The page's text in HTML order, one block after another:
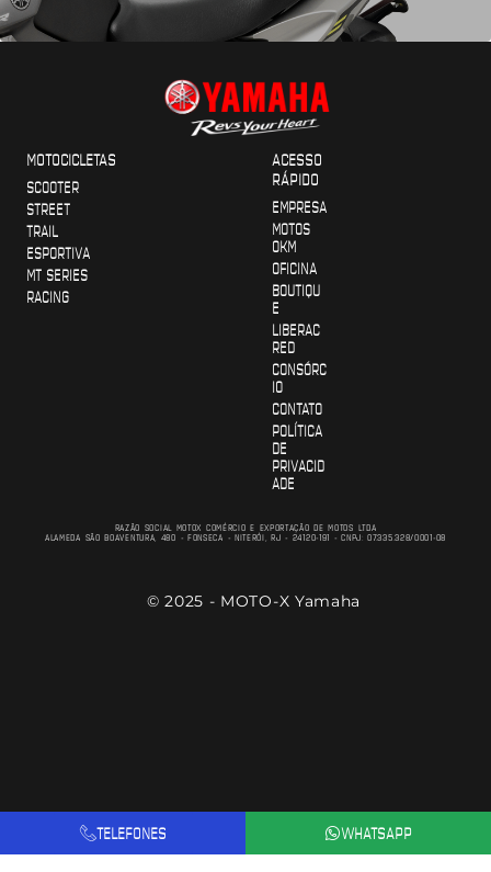
MOTOCICLETAS
SCOOTER
STREET
TRAIL
ESPORTIVA
MT SERIES
RACING
ACESSO
RÁPIDO
EMPRESA
MOTOS
OKM
OFICINA
BOUTIQU
E
LIBERAC
RED
CONSÓRC
IO
CONTATO
POLÍTICA
DE
PRIVACID
ADE
RAZÃO SOCIAL MOTOX COMÉRCIO E EXPORTAÇÃO DE MOTOS LTDA
ALAMEDA SÃO BOAVENTURA, 480 - FONSECA - NITERÓI, RJ - 24120-191 - CNPJ: 07.335.328/0001-08
© 2025 - MOTO-X Yamaha
TELEFONES WHATSAPP